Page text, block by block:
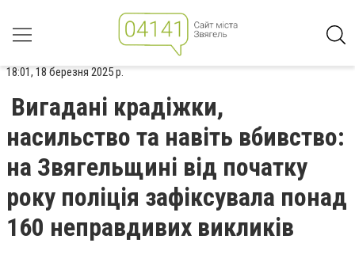
18:01, 18 березня 2025 р.
Вигадані крадіжки,
насильство та навіть вбивство:
на Звягельщині від початку
року поліція зафіксувала понад
160 неправдивих викликів